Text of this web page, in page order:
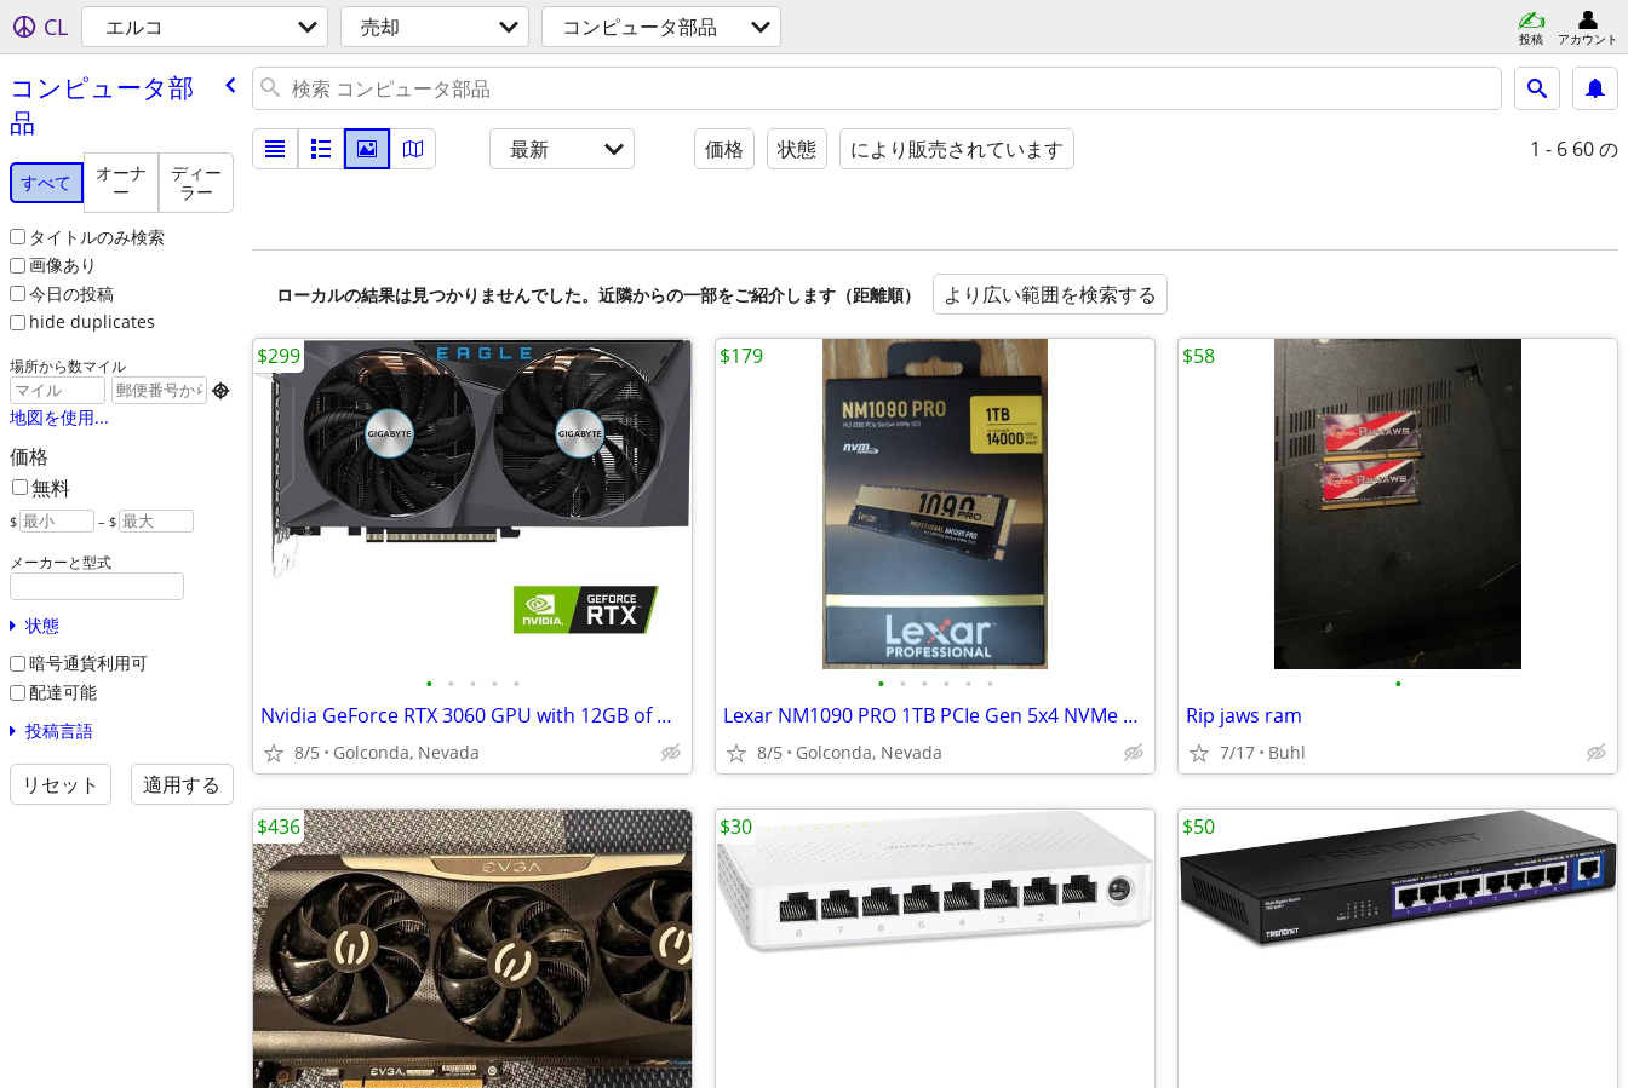
CL エルコ 売却 コンピュータ部品 投稿 アカウント
コンピュータ部
品
すべて
オーナ
ー
ディー
ラー
タイトルのみ検索
画像あり
今日の投稿
hide duplicates
場所から数マイル

地図を使用...
価格
無料
$ – $
メーカーと型式
状態
暗号通貨利用可
配達可能
投稿言語
リセット 適用する
最新 価格 状態 により販売されています 1 - 6 60 の
ローカルの結果は見つかりませんでした。近隣からの一部をご紹介します（距離順） より広い範囲を検索する
• • • • •
Nvidia GeForce RTX 3060 GPU with 12GB of GDDR6 VRAM
8/5 Golconda, Nevada
$299
• • • • • •
Lexar NM1090 PRO 1TB PCIe Gen 5x4 NVMe M.2 Internal SSD LNM109P001T-RN
8/5 Golconda, Nevada
$179
•
Rip jaws ram
7/17 Buhl
$58
$436 $30 $50